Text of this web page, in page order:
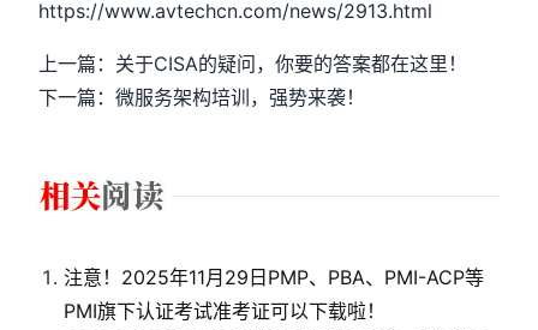
https://www.avtechcn.com/news/2913.html
上一篇：关于CISA的疑问，你要的答案都在这里！
下一篇：微服务架构培训，强势来袭！
注意！2025年11月29日PMP、PBA、PMI-ACP等
PMI旗下认证考试准考证可以下载啦！